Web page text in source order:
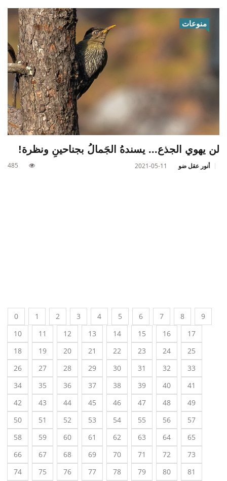
منوعات
لن يهوي الجذع... يسندهُ الجَمالُ بجناحينِ ونظرة!
أنور عقل ضو 2021-05-11
485
0 1 2 3 4 5 6 7 8
9
10
11 12 13 14 15 16
17
18
19 20 21 22 23 24
25
26
27 28 29 30 31 32
33
34
35 36 37 38 39 40
41
42
43 44 45 46 47 48
49
50
51 52 53 54 55 56
57
58
59 60 61 62 63 64
65
66
67 68 69 70 71 72
73
74
75 76 77 78 79 80
81